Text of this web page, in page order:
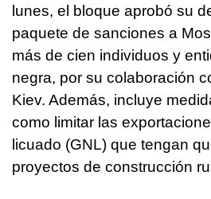
lunes, el bloque aprobó su
paquete de sanciones a
más de cien individuos y
negra, por su colaboración
Kiev. Además, incluye
como limitar las
licuado (GNL) que tengan
proyectos de construcción